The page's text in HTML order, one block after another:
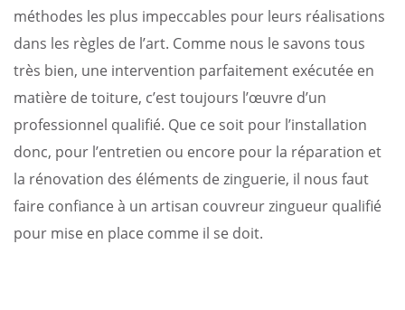
méthodes les plus impeccables pour leurs réalisations
dans les règles de l’art. Comme nous le savons tous
très bien, une intervention parfaitement exécutée en
matière de toiture, c’est toujours l’œuvre d’un
professionnel qualifié. Que ce soit pour l’installation
donc, pour l’entretien ou encore pour la réparation et
la rénovation des éléments de zinguerie, il nous faut
faire confiance à un artisan couvreur zingueur qualifié
pour mise en place comme il se doit.